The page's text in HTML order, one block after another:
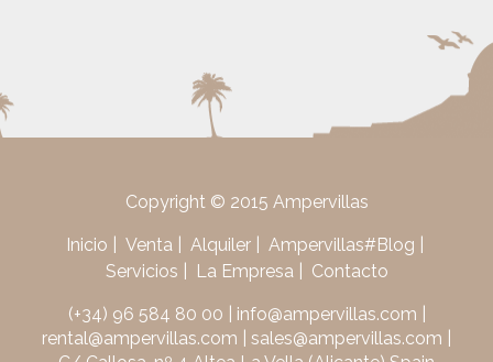
Copyright © 2015 Ampervillas
Inicio Venta Alquiler
Ampervillas#Blog
Servicios
La Empresa Contacto
(+34) 96 584 80 00 info@ampervillas.com
rental@ampervillas.com
sales@ampervillas.com